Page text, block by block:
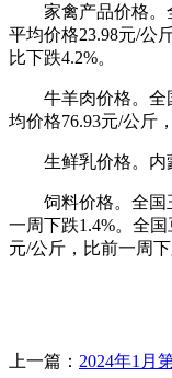
家禽产品价格。
平均价格23.98元/公
比下跌4.2%。
牛羊肉价格。全
均价格76.93元/公斤
生鲜乳价格。内
饲料价格。全国
一周下跌1.4%。全
元/公斤，比前一周
上一篇： 2024年1月